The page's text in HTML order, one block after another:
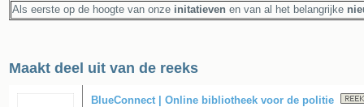
Als eerste op de hoogte van onze initatieven en van al het belangrijke
Maakt deel uit van de reeks
BlueConnect | Online bibliotheek voor de politie